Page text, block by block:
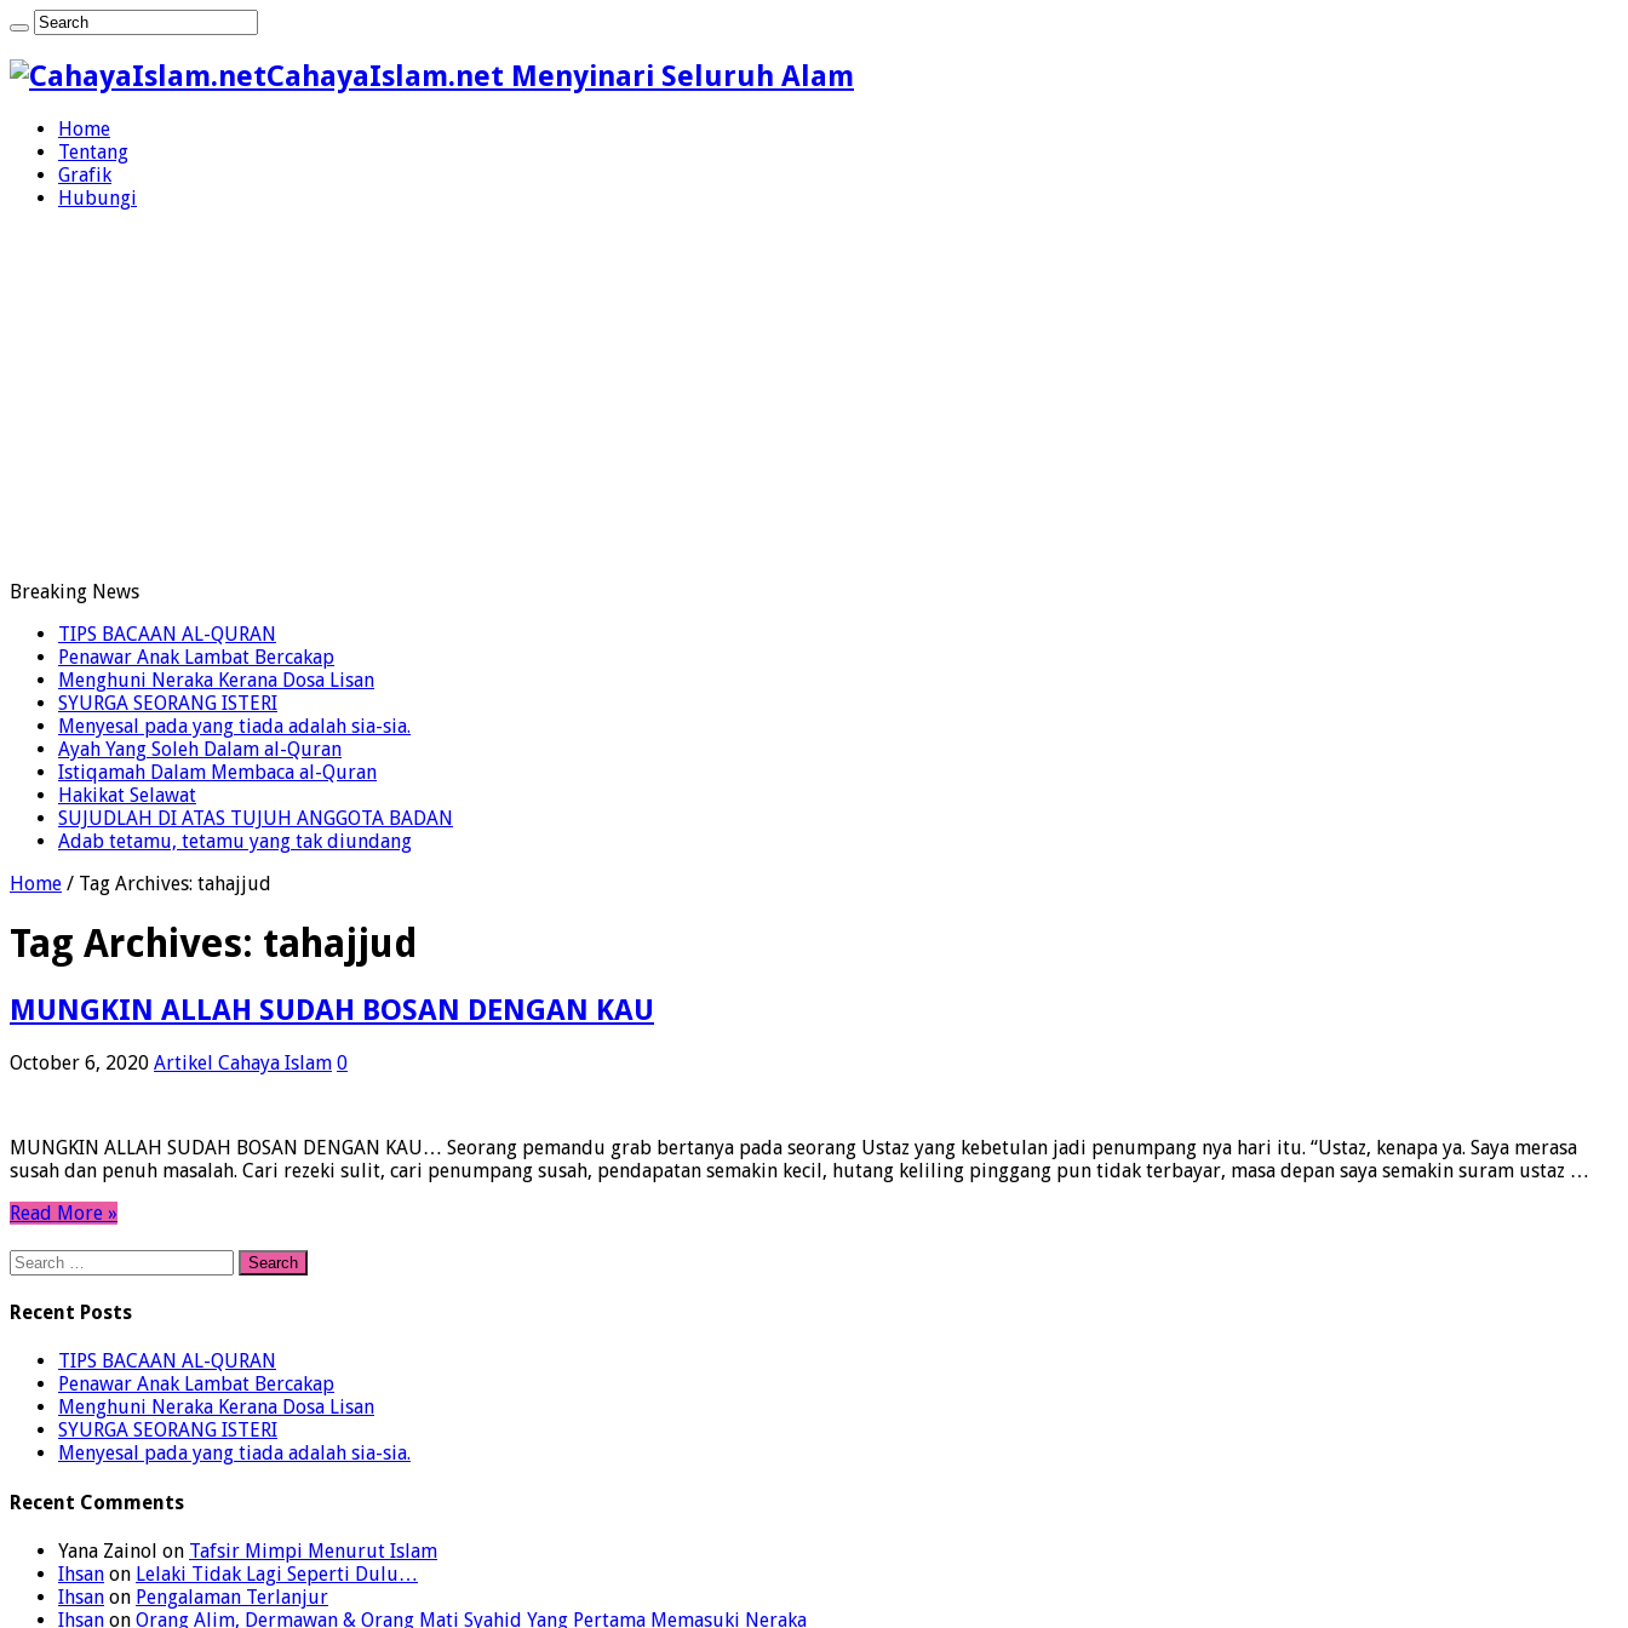
CahayaIslam.net Menyinari Seluruh Alam
Home
Tentang
Grafik
Hubungi
Breaking News
TIPS BACAAN AL-QURAN
Penawar Anak Lambat Bercakap
Menghuni Neraka Kerana Dosa Lisan
SYURGA SEORANG ISTERI
Menyesal pada yang tiada adalah sia-sia.
Ayah Yang Soleh Dalam al-Quran
Istiqamah Dalam Membaca al-Quran
Hakikat Selawat
SUJUDLAH DI ATAS TUJUH ANGGOTA BADAN
Adab tetamu, tetamu yang tak diundang
Home / Tag Archives: tahajjud
Tag Archives: tahajjud
MUNGKIN ALLAH SUDAH BOSAN DENGAN KAU
October 6, 2020 Artikel Cahaya Islam 0
MUNGKIN ALLAH SUDAH BOSAN DENGAN KAU… Seorang pemandu grab bertanya pada seorang Ustaz yang kebetulan jadi penumpang nya hari itu. “Ustaz, kenapa ya. Saya merasa
susah dan penuh masalah. Cari rezeki sulit, cari penumpang susah, pendapatan semakin kecil, hutang keliling pinggang pun tidak terbayar, masa depan saya semakin suram ustaz …
Read More »
Search
for:
Recent Posts
TIPS BACAAN AL-QURAN
Penawar Anak Lambat Bercakap
Menghuni Neraka Kerana Dosa Lisan
SYURGA SEORANG ISTERI
Menyesal pada yang tiada adalah sia-sia.
Recent Comments
Yana Zainol on Tafsir Mimpi Menurut Islam
Ihsan on Lelaki Tidak Lagi Seperti Dulu…
Ihsan on Pengalaman Terlanjur
Ihsan on Orang Alim, Dermawan & Orang Mati Syahid Yang Pertama Memasuki Neraka